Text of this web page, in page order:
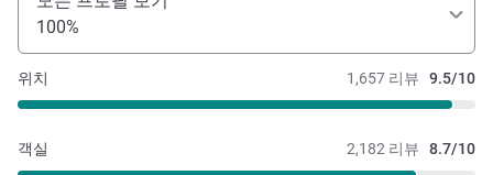
100%
1,657 리뷰 9.5/10
위치
2,182 리뷰 8.7/10
객실